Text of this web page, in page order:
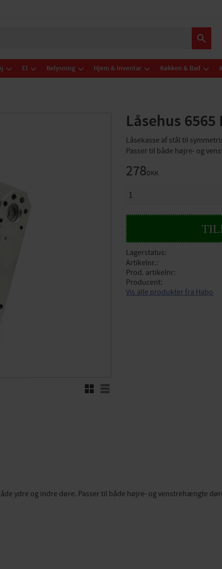
El Belysning Hjem & Inventar Køkken & Bad
Låsehus
Låsekasse af stål til
Passer til både højre- og
RutenettListe
278DKK
Lagerstatus
Artikelnr.
Prod. artikelnr
Producent
Vis alle produkter fra Habo
ydre og indre døre. Passer til både højre- og venstrehængte